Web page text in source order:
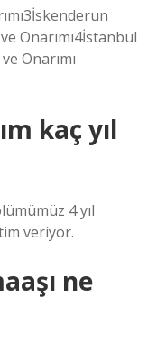
Onarımı4İstanbul
Onarımı
kaç yıl
4 yıl
veriyor.
ne